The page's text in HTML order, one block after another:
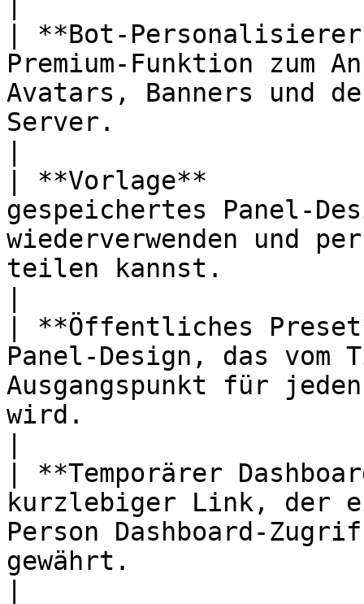
| **Bot-
Premium-Funktion zum
Avatars, Banners und
Server.
| **Vorlage**
gespeichertes Panel-
wiederverwenden und
teilen kannst.
| **Öffentliches
Panel-Design, das vom
Ausgangspunkt für
wird.
| **Temporärer
kurzlebiger Link, der
Person Dashboard-
gewährt.